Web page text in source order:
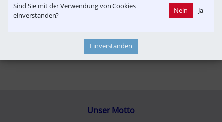
Unser Motto
Sind Sie mit der Verwendung von Cookies
einverstanden?
Nein Ja
Einverstanden